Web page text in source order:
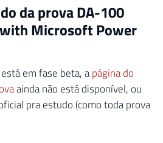
da prova DA-100
Microsoft Power
em fase beta, apágina do
ainda não está disponível, ou
pra estudo (como toda prova